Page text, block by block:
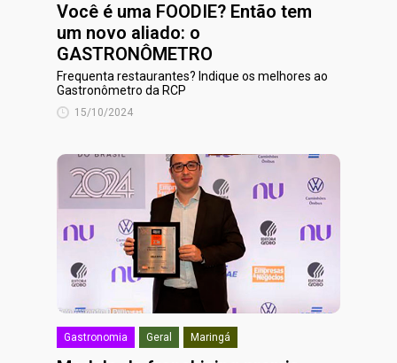
Você é uma FOODIE? Então tem
um novo aliado: o
GASTRONÔMETRO
Frequenta restaurantes? Indique os melhores ao
Gastronômetro da RCP
15/10/2024
Gastronomia Geral Maringá